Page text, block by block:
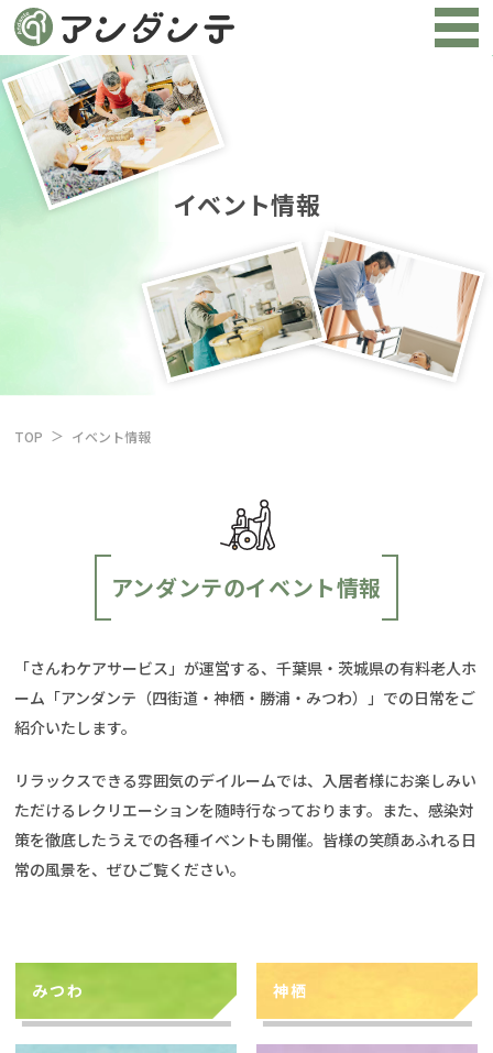
イベント情報
TOP イベント情報
アンダンテのイベント情報
「さんわケアサービス」が運営する、千葉県・茨城県の有料老人ホ
ーム「アンダンテ（四街道・神栖・勝浦・みつわ）」での日常をご
紹介いたします。
リラックスできる雰囲気のデイルームでは、入居者様にお楽しみい
ただけるレクリエーションを随時行なっております。また、感染対
策を徹底したうえでの各種イベントも開催。皆様の笑顔あふれる日
常の風景を、ぜひご覧ください。
みつわ 神栖